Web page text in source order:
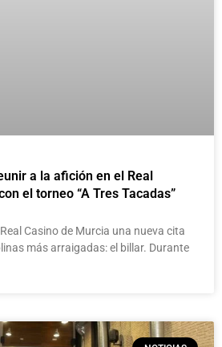
a la afición en el Real
el torneo “A Tres Tacadas”
Casino de Murcia una nueva cita
más arraigadas: el billar. Durante